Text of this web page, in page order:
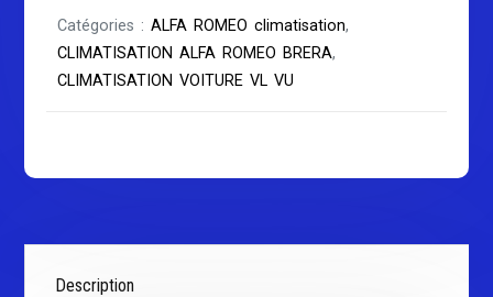
Catégories :ALFA ROMEO climatisation,
CLIMATISATION ALFA ROMEO BRERA,
CLIMATISATION VOITURE VL VU
Description